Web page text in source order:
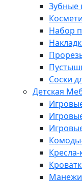
Зубные
Набор
Соски
Детская
Кресла-
Манежи